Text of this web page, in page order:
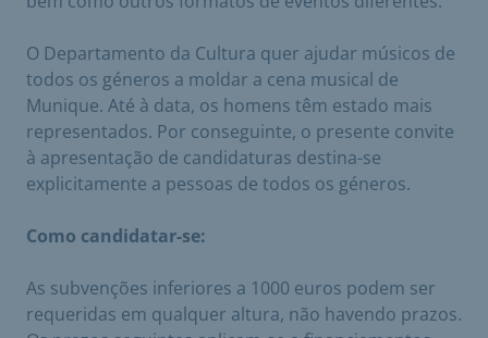
O Departamento da Cultura quer ajudar músicos de
todos os géneros a moldar a cena musical de
Munique. Até à data, os homens têm estado mais
representados. Por conseguinte, o presente convite
à apresentação de candidaturas destina-se
explicitamente a pessoas de todos os géneros.
Como candidatar-se:
As subvenções inferiores a 1000 euros podem ser
requeridas em qualquer altura, não havendo prazos.